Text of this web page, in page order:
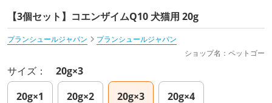
【3個セット】コエンザイムQ10 犬猫用 20g
プランシュールジャパン
プランシュールジャパン
ショップ名：ペットゴー
サイズ： 20g×3
20g×1
20g×2
20g×3
20g×4